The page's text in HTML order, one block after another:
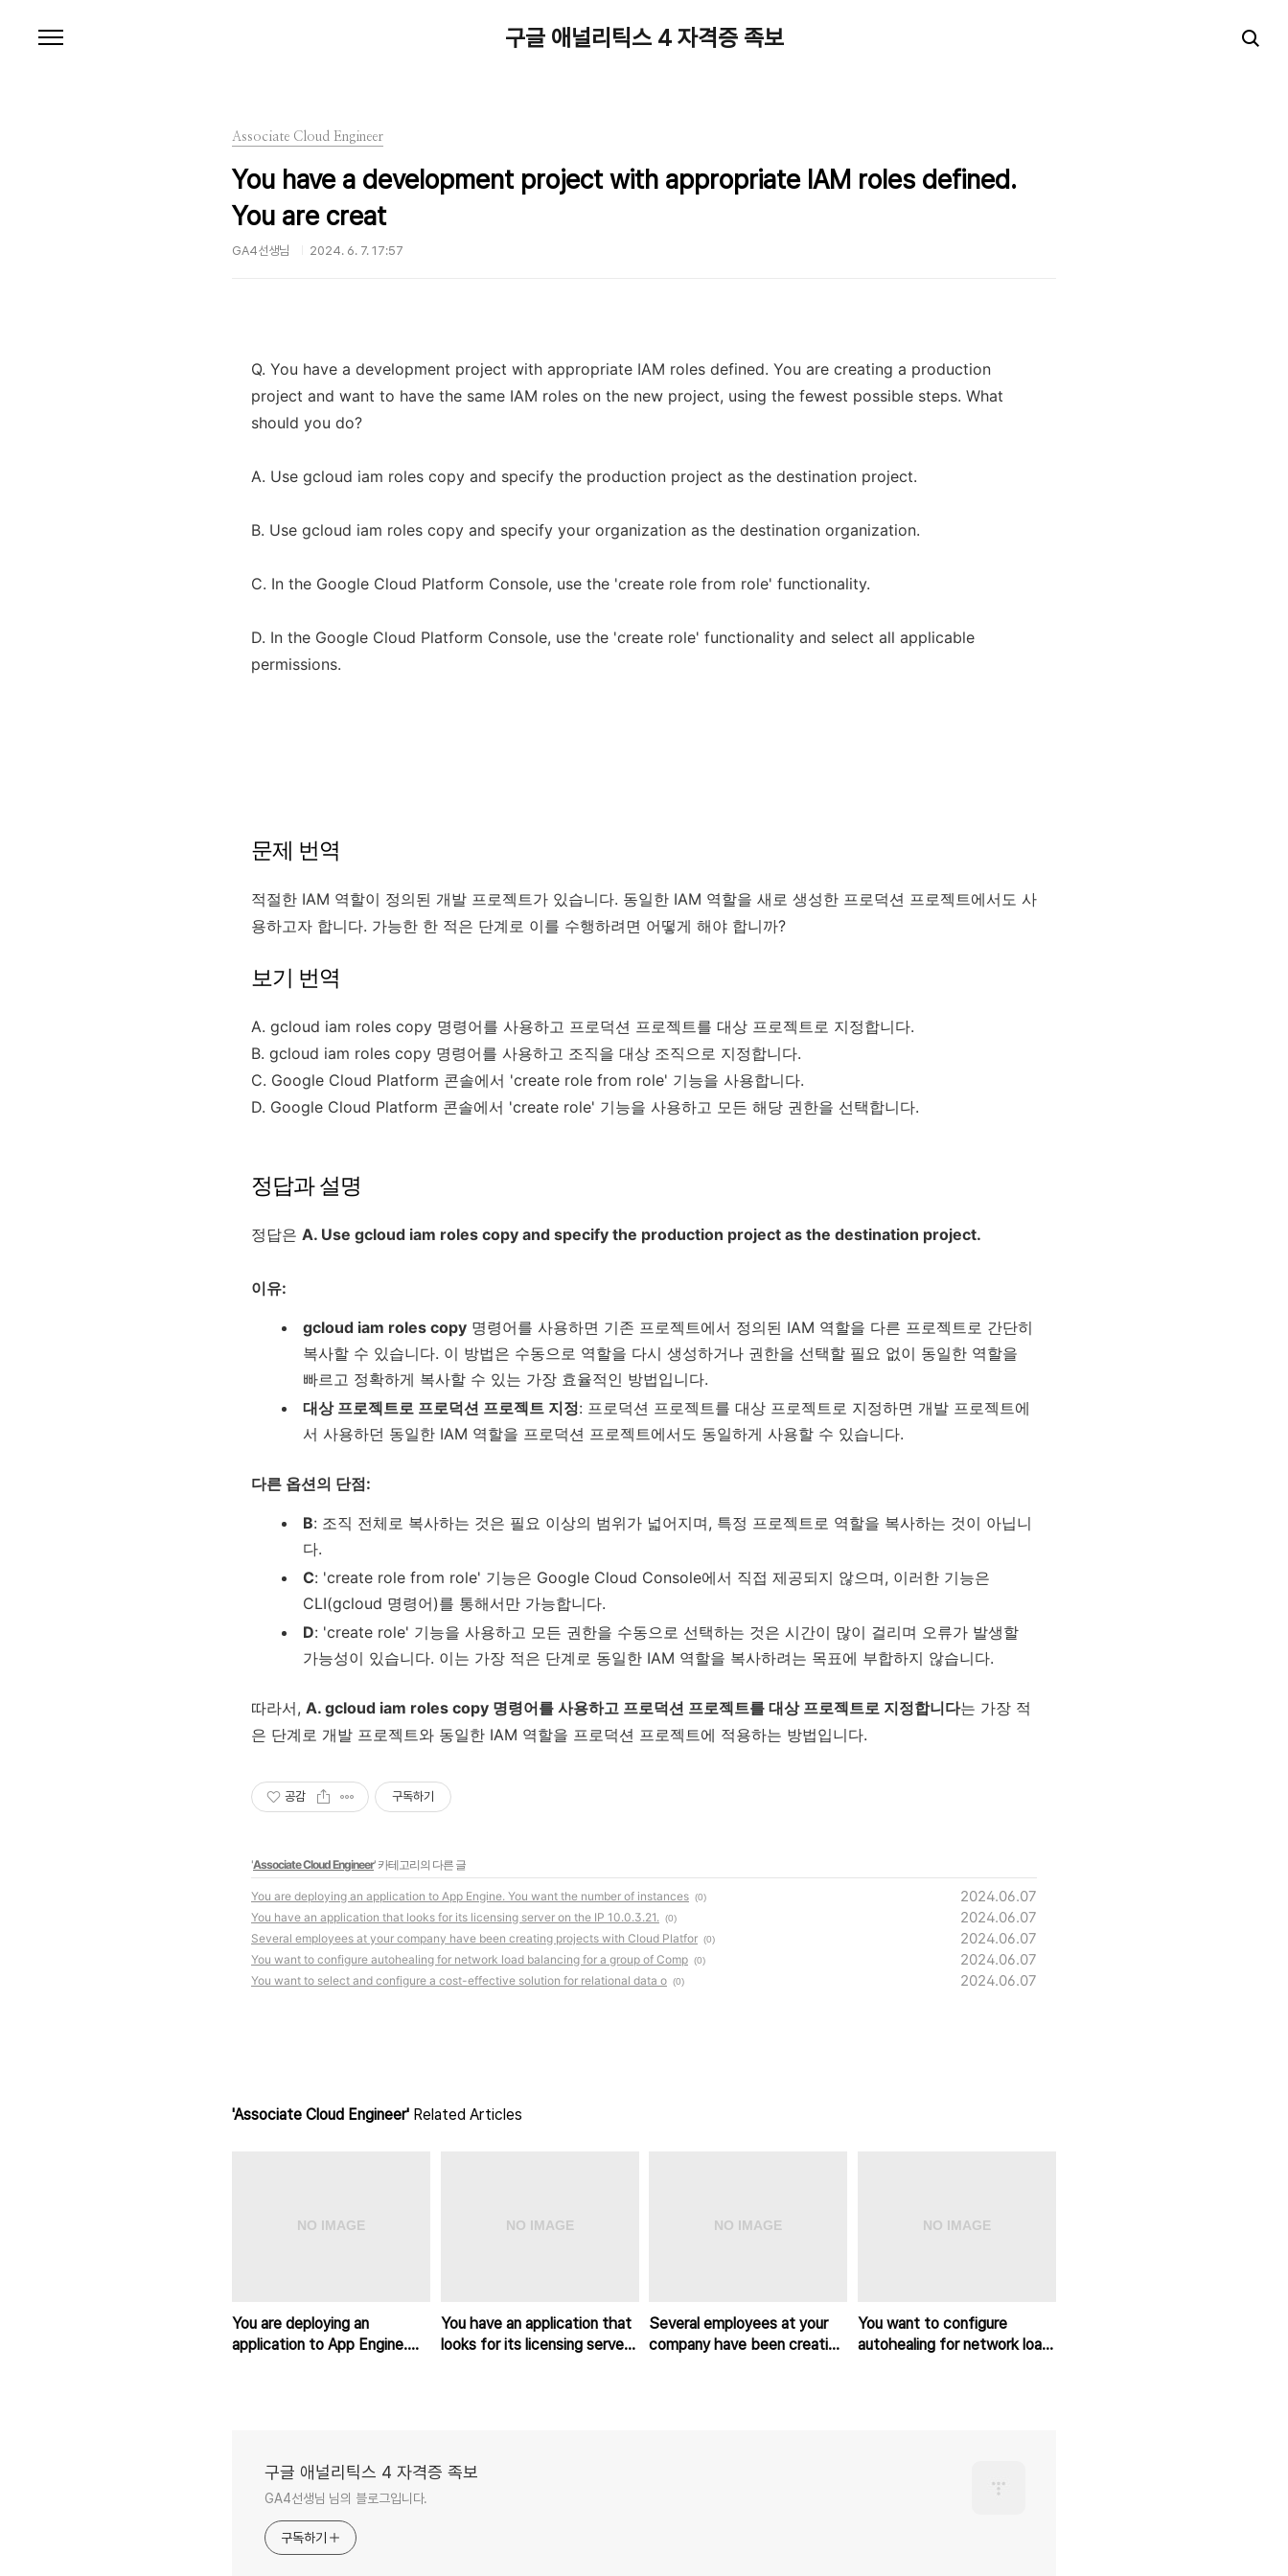
구글 애널리틱스 4 자격증 족보
Associate Cloud Engineer
You have a development project with appropriate IAM roles defined.
You are creat
GA4선생님 2024. 6. 7. 17:57
Q. You have a development project with appropriate IAM roles defined. You are creating a production
project and want to have the same IAM roles on the new project, using the fewest possible steps. What
should you do?
A. Use gcloud iam roles copy and specify the production project as the destination project.
B. Use gcloud iam roles copy and specify your organization as the destination organization.
C. In the Google Cloud Platform Console, use the 'create role from role' functionality.
D. In the Google Cloud Platform Console, use the 'create role' functionality and select all applicable
permissions.
문제 번역
적절한 IAM 역할이 정의된 개발 프로젝트가 있습니다. 동일한 IAM 역할을 새로 생성한 프로덕션 프로젝트에서도 사
용하고자 합니다. 가능한 한 적은 단계로 이를 수행하려면 어떻게 해야 합니까?
보기 번역
A. gcloud iam roles copy 명령어를 사용하고 프로덕션 프로젝트를 대상 프로젝트로 지정합니다.
B. gcloud iam roles copy 명령어를 사용하고 조직을 대상 조직으로 지정합니다.
C. Google Cloud Platform 콘솔에서 'create role from role' 기능을 사용합니다.
D. Google Cloud Platform 콘솔에서 'create role' 기능을 사용하고 모든 해당 권한을 선택합니다.
정답과 설명
정답은 A. Use gcloud iam roles copy and specify the production project as the destination project.
이유:
gcloud iam roles copy 명령어를 사용하면 기존 프로젝트에서 정의된 IAM 역할을 다른 프로젝트로 간단히
복사할 수 있습니다. 이 방법은 수동으로 역할을 다시 생성하거나 권한을 선택할 필요 없이 동일한 역할을
빠르고 정확하게 복사할 수 있는 가장 효율적인 방법입니다.
대상 프로젝트로 프로덕션 프로젝트 지정: 프로덕션 프로젝트를 대상 프로젝트로 지정하면 개발 프로젝트에
서 사용하던 동일한 IAM 역할을 프로덕션 프로젝트에서도 동일하게 사용할 수 있습니다.
다른 옵션의 단점:
B: 조직 전체로 복사하는 것은 필요 이상의 범위가 넓어지며, 특정 프로젝트로 역할을 복사하는 것이 아닙니
다.
C: 'create role from role' 기능은 Google Cloud Console에서 직접 제공되지 않으며, 이러한 기능은
CLI(gcloud 명령어)를 통해서만 가능합니다.
D: 'create role' 기능을 사용하고 모든 권한을 수동으로 선택하는 것은 시간이 많이 걸리며 오류가 발생할
가능성이 있습니다. 이는 가장 적은 단계로 동일한 IAM 역할을 복사하려는 목표에 부합하지 않습니다.
따라서, A. gcloud iam roles copy 명령어를 사용하고 프로덕션 프로젝트를 대상 프로젝트로 지정합니다는 가장 적
은 단계로 개발 프로젝트와 동일한 IAM 역할을 프로덕션 프로젝트에 적용하는 방법입니다.
공감 구독하기
'Associate Cloud Engineer' 카테고리의 다른 글
You are deploying an application to App Engine. You want the number of instances (0) 2024.06.07
You have an application that looks for its licensing server on the IP 10.0.3.21. (0) 2024.06.07
Several employees at your company have been creating projects with Cloud Platfor (0) 2024.06.07
You want to configure autohealing for network load balancing for a group of Comp (0) 2024.06.07
You want to select and configure a cost-effective solution for relational data o (0) 2024.06.07
'Associate Cloud Engineer' Related Articles
You are deploying an
application to App Engine.
You have an application that
looks for its licensing server
Several employees at your
company have been creating
You want to configure
autohealing for network load
구글 애널리틱스 4 자격증 족보
GA4선생님 님의 블로그입니다.
구독하기